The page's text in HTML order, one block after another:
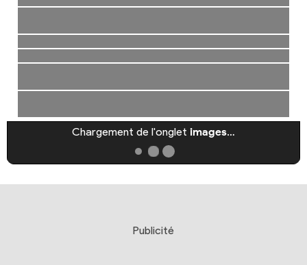
Chargement de l'onglet images…
Publicité